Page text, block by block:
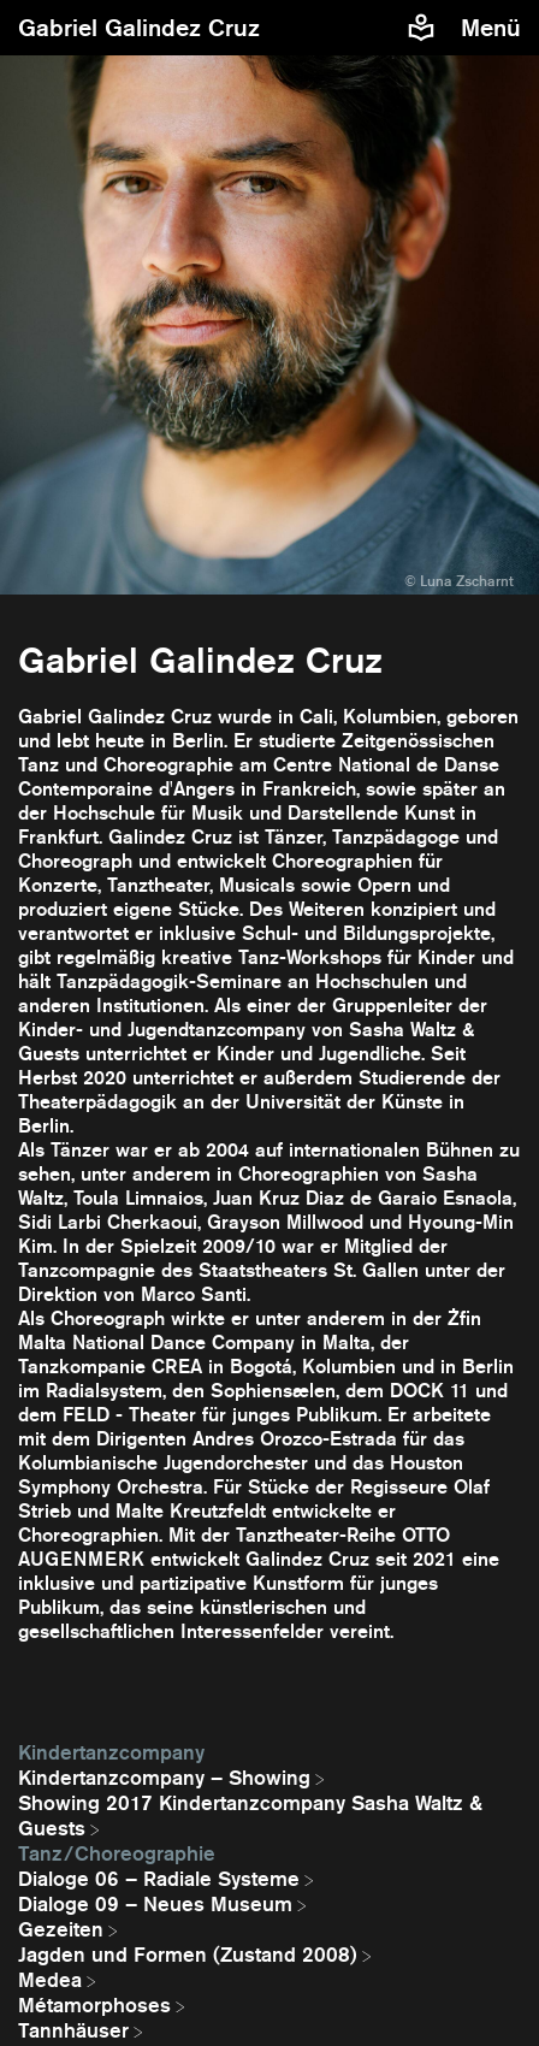
Gabriel Galindez Cruz Menü
Gabriel Galindez Cruz
Gabriel Galindez Cruz wurde in Cali, Kolumbien, geboren
und lebt heute in Berlin. Er studierte Zeitgenössischen
Tanz und Choreographie am Centre National de Danse
Contemporaine d'Angers in Frankreich, sowie später an
der Hochschule für Musik und Darstellende Kunst in
Frankfurt. Galindez Cruz ist Tänzer, Tanzpädagoge und
Choreograph und entwickelt Choreographien für
Konzerte, Tanztheater, Musicals sowie Opern und
produziert eigene Stücke. Des Weiteren konzipiert und
verantwortet er inklusive Schul- und Bildungsprojekte,
gibt regelmäßig kreative Tanz-Workshops für Kinder und
hält Tanzpädagogik-Seminare an Hochschulen und
anderen Institutionen. Als einer der Gruppenleiter der
Kinder- und Jugendtanzcompany von Sasha Waltz &
Guests unterrichtet er Kinder und Jugendliche. Seit
Herbst 2020 unterrichtet er außerdem Studierende der
Theaterpädagogik an der Universität der Künste in
Berlin.
Als Tänzer war er ab 2004 auf internationalen Bühnen zu
sehen, unter anderem in Choreographien von Sasha
Waltz, Toula Limnaios, Juan Kruz Diaz de Garaio Esnaola,
Sidi Larbi Cherkaoui, Grayson Millwood und Hyoung-Min
Kim. In der Spielzeit 2009/10 war er Mitglied der
Tanzcompagnie des Staatstheaters St. Gallen unter der
Direktion von Marco Santi.
Als Choreograph wirkte er unter anderem in der Żfin
Malta National Dance Company in Malta, der
Tanzkompanie CREA in Bogotá, Kolumbien und in Berlin
im Radialsystem, den Sophiensælen, dem DOCK 11 und
dem FELD - Theater für junges Publikum. Er arbeitete
mit dem Dirigenten Andres Orozco-Estrada für das
Kolumbianische Jugendorchester und das Houston
Symphony Orchestra. Für Stücke der Regisseure Olaf
Strieb und Malte Kreutzfeldt entwickelte er
Choreographien. Mit der Tanztheater-Reihe OTTO
AUGENMERK entwickelt Galindez Cruz seit 2021 eine
inklusive und partizipative Kunstform für junges
Publikum, das seine künstlerischen und
gesellschaftlichen Interessenfelder vereint.
Kindertanzcompany
Kindertanzcompany – Showing
Showing 2017 Kindertanzcompany Sasha Waltz &
Guests
Tanz / Choreographie
Dialoge 06 – Radiale Systeme
Dialoge 09 – Neues Museum
Gezeiten
Jagden und Formen (Zustand 2008)
Medea
Métamorphoses
Tannhäuser